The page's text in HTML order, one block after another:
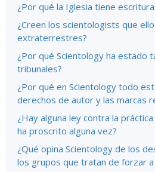
¿Por qué la Iglesia tiene
¿Creen los scientologists que
extraterrestres?
¿Por qué Scientology ha estado
tribunales?
¿Por qué en Scientology todo
derechos de autor y las marcas
¿Hay alguna ley contra la
ha proscrito alguna vez?
¿Qué opina Scientology de los
los grupos que tratan de forzar